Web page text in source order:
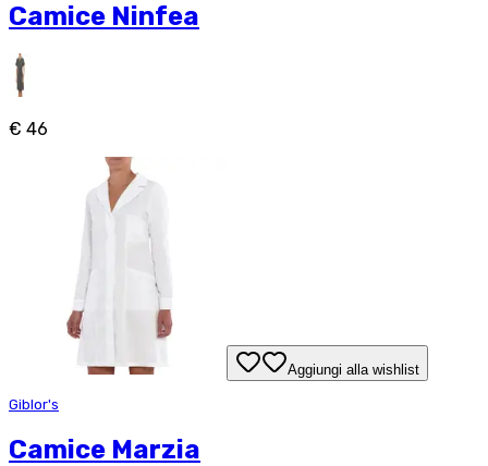
Camice Ninfea
€ 46
Aggiungi alla wishlist
Giblor's
Camice Marzia